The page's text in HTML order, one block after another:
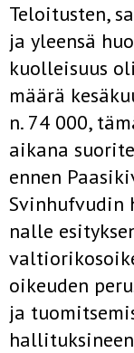
Teloitusten,
ja yleensä
kuolleisuus
määrä
n. 74 000,
aikana
ennen
Svinhufvudin
nalle
oikeuden
ja